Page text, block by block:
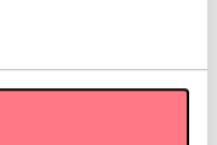
der Festplatte Ihres
werden.